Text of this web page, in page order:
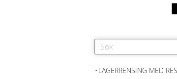
LAGERRENSING MED RESERVATION FÖR